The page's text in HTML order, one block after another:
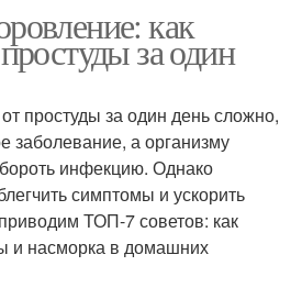
как
за один
простуды за один день сложно,
заболевание, а организму
инфекцию. Однако
симптомы и ускорить
ТОП-7 советов: как
и насморка в домашних